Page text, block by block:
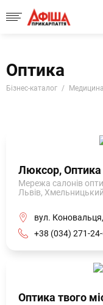
Оптика
Бізнес-каталог
Люксор, Оптика
Мережа салонів
Львів,
вул.
+38 (034) 271-
Оптика твого